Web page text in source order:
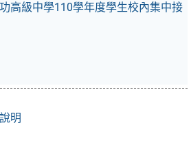
高級中學110學年度學生校內集中接
明